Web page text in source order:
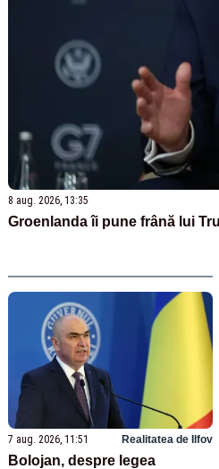
8 aug. 2026, 13:35
Groenlanda îi pune frână lui
7 aug. 2026, 11:51 Realitatea de Ilfov
Bolojan, despre legea